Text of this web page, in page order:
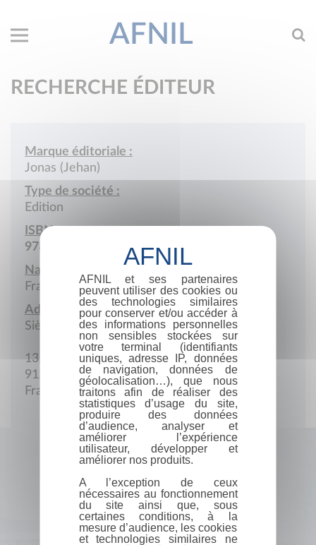
AFNIL
RECHERCHE ÉDITEUR
Marque éditoriale :
Jonas (Jehan)
Type de société :
Edition
ISBN :
978-2-902079
Nationalité :
France
Adresse :
Siège social
13, rue Général-Philippe
91270 Vigneux
France
AFNIL et ses partenaires
peuvent utiliser des cookies ou
des technologies similaires
pour conserver et/ou accéder à
des informations personnelles
non sensibles stockées sur
votre terminal (identifiants
uniques, adresse IP, données
de navigation, données de
géolocalisation…), que nous
traitons afin de réaliser des
statistiques d’usage du site,
produire des données
d’audience, analyser et
améliorer l’expérience
utilisateur, développer et
améliorer nos produits.
A l’exception de ceux
nécessaires au fonctionnement
du site ainsi que, sous
certaines conditions, à la
mesure d’audience, les cookies
et technologies similaires ne